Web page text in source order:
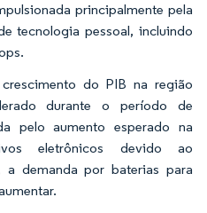
principalmente pela
tecnologia pessoal, incluindo
do PIB na região
durante o período de
pelo aumento esperado na
eletrônicos devido ao
a demanda por baterias para